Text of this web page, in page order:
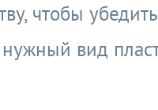
чтобы
нужный вид